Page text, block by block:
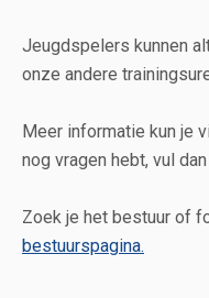
Jeugdspelers kunnen
onze andere
Meer informatie kun je
nog vragen hebt, vul
Zoek je het bestuur of
bestuurspagina.